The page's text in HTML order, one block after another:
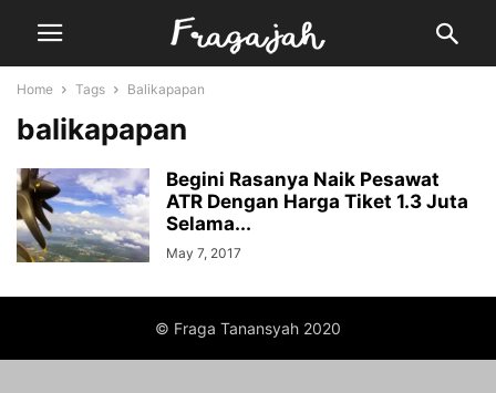
Home Tags Balikapapan
balikapapan
Begini Rasanya Naik Pesawat
ATR Dengan Harga Tiket 1.3 Juta
Selama...
May 7, 2017
© Fraga Tanansyah 2020